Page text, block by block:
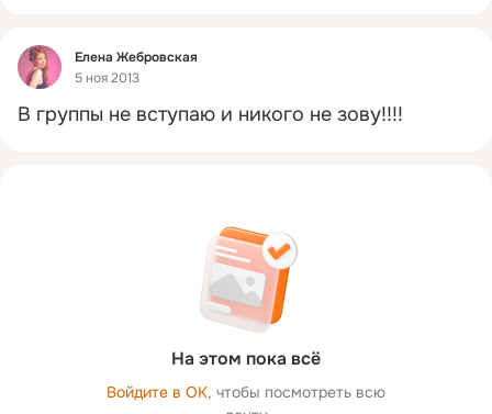
Фид
Елена Жебровская
5 ноя 2013
В группы не вступаю и никого не зову!!!!
На этом пока всё
Войдите в ОК, чтобы посмотреть всю